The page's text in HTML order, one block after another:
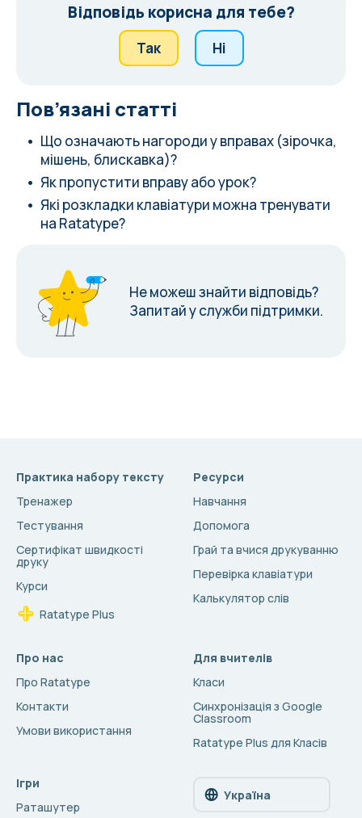
Відповідь корисна для тебе?
Так Ні
Пов’язані статті
Що означають нагороди у вправах (зірочка,
мішень, блискавка)?
Як пропустити вправу або урок?
Які розкладки клавіатури можна тренувати
на Ratatype?
Не можеш знайти відповідь?
Запитай у служби підтримки.
Практика набору тексту
Тренажер
Тестування
Сертифікат швидкості
друку
Курси
Ratatype Plus
Ресурси
Навчання
Допомога
Грай та вчися друкуванню
Перевірка клавіатури
Калькулятор слів
Про нас
Про Ratatype
Контакти
Умови використання
Для вчителів
Класи
Синхронізація з Google
Classroom
Ratatype Plus для Класів
Ігри
Раташутер
Україна